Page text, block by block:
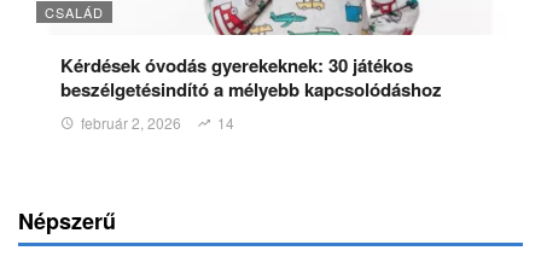
CSALÁD
Kérdések óvodás gyerekeknek: 30 játékos
beszélgetésindító a mélyebb kapcsolódáshoz
február 2, 2026 14
Népszerű